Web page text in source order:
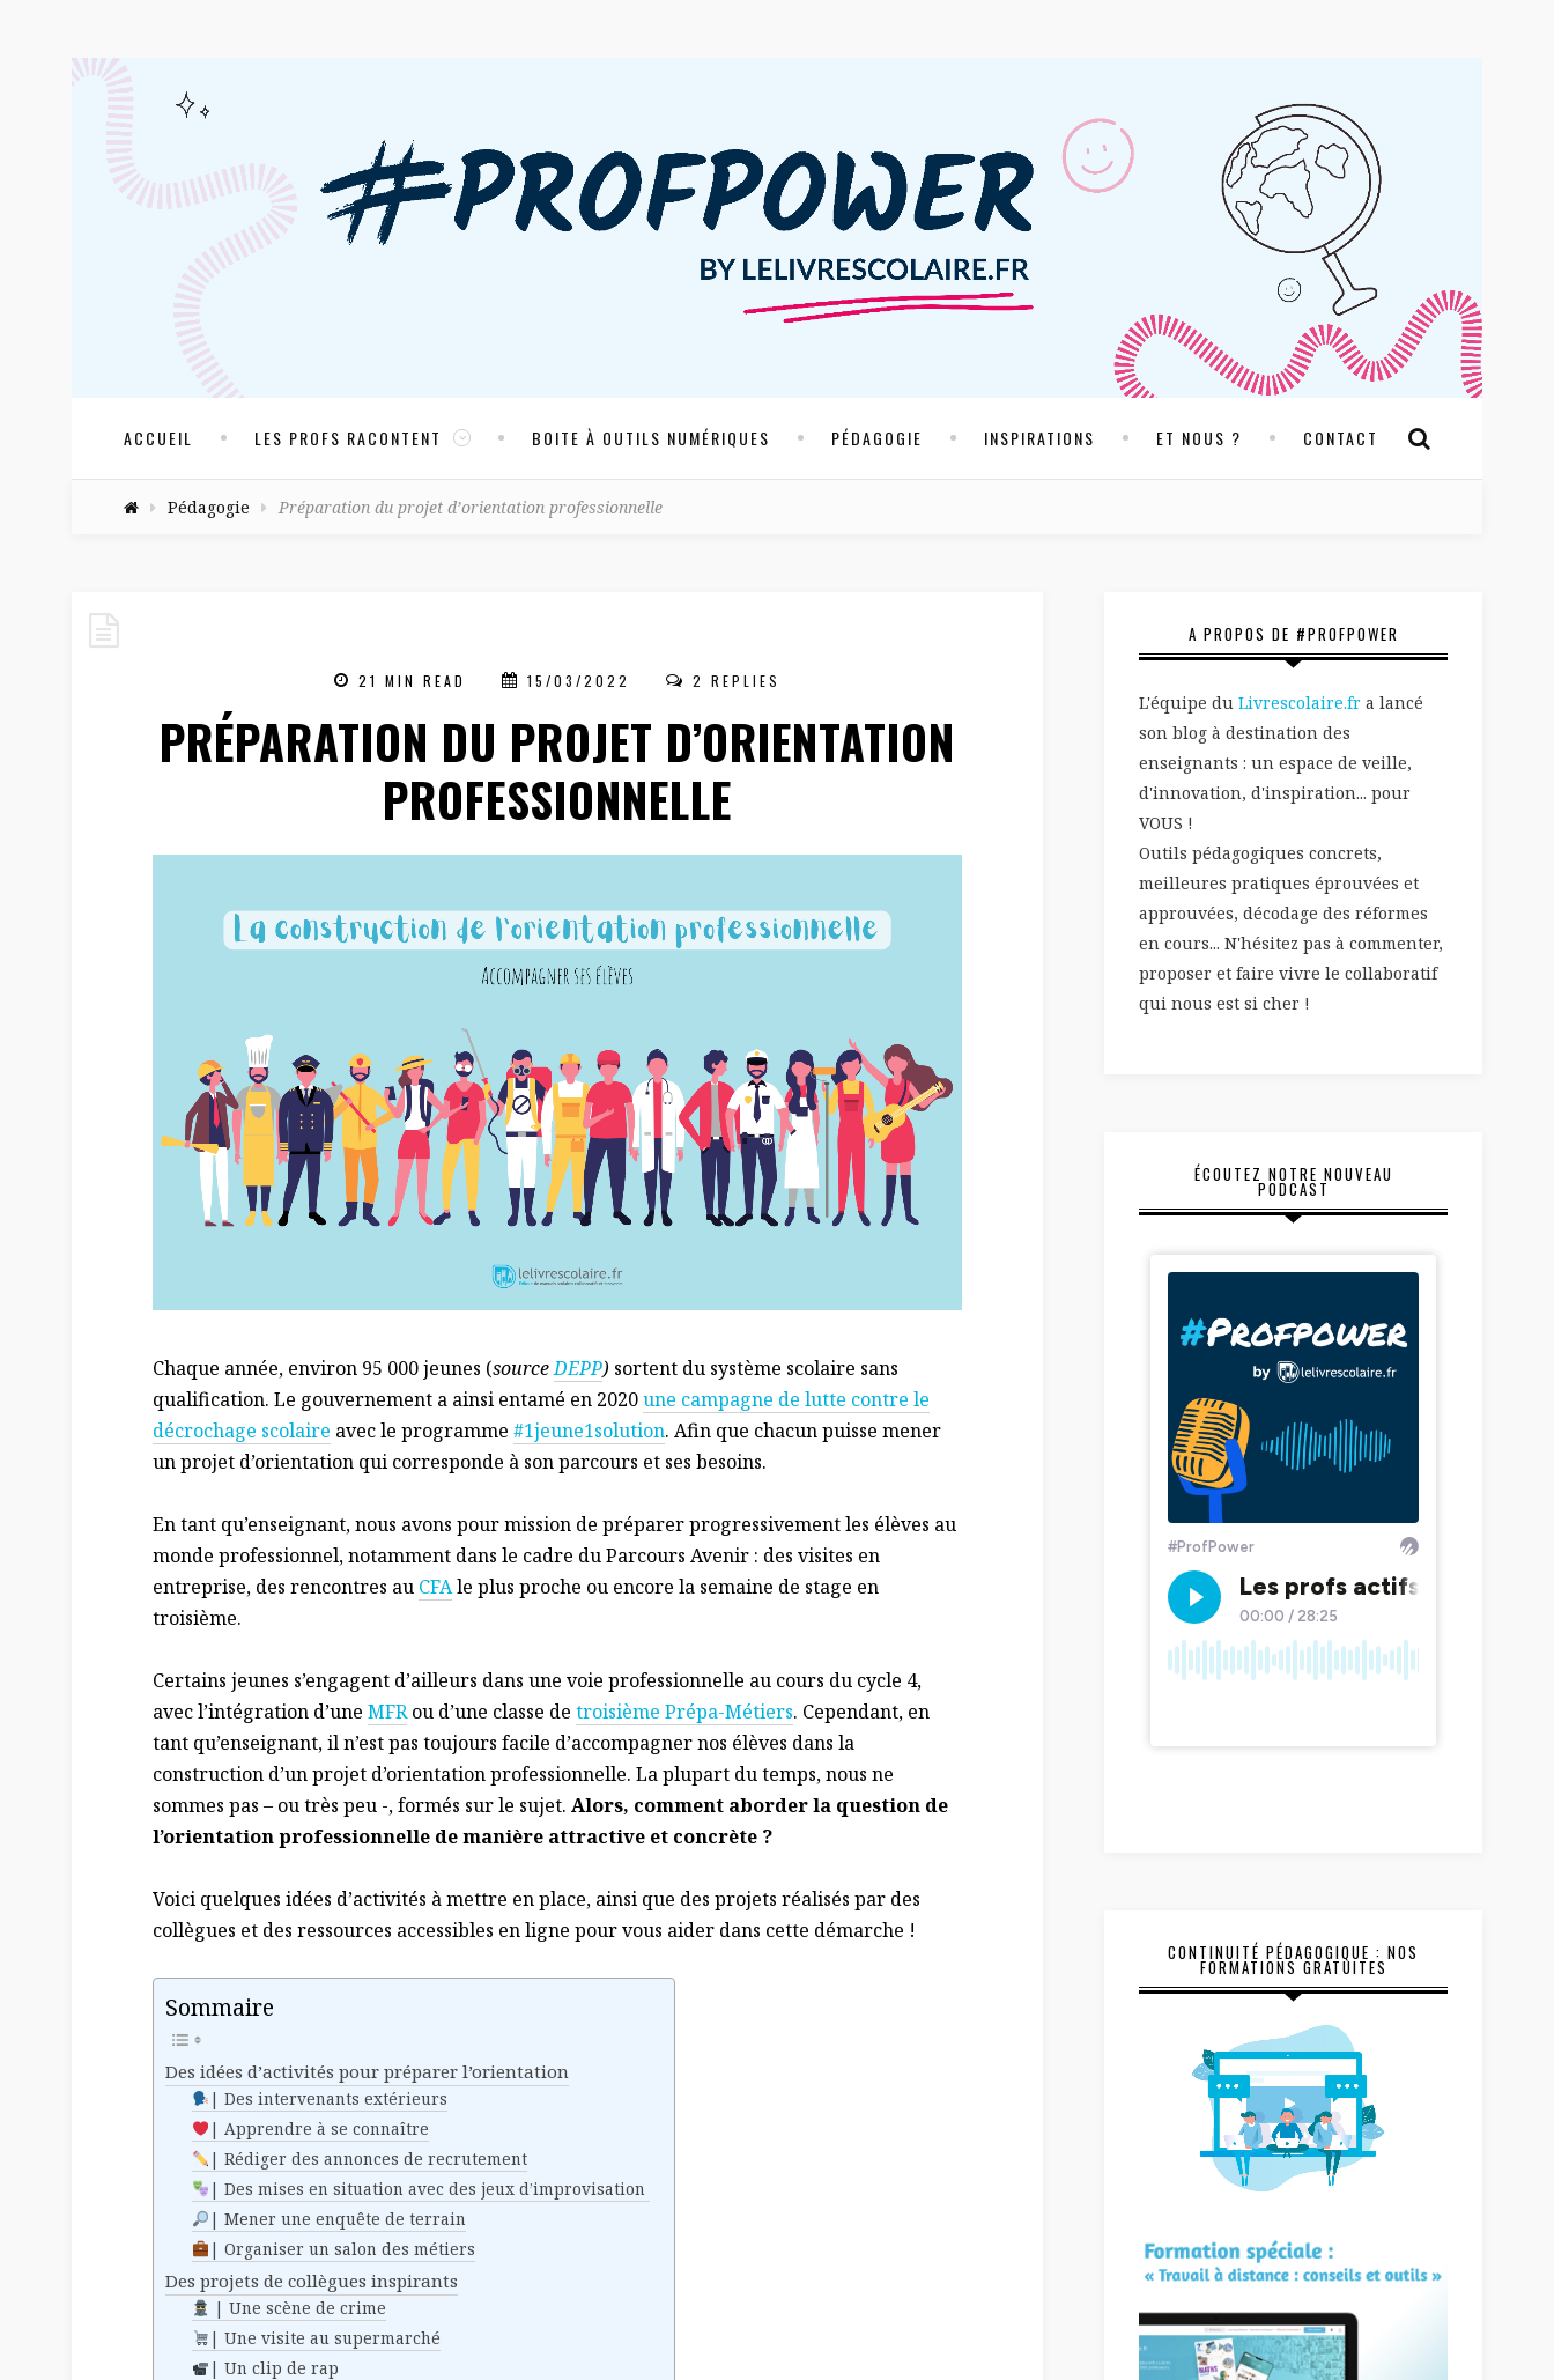
ACCUEIL LES PROFS RACONTENT BOITE À OUTILS NUMÉRIQUES PÉDAGOGIE INSPIRATIONS ET NOUS ? CONTACT
Pédagogie Préparation du projet d’orientation professionnelle
21 MIN READ 15/03/2022 2 REPLIES
PRÉPARATION DU PROJET D’ORIENTATION
PROFESSIONNELLE
Chaque année, environ 95 000 jeunes (sourceDEPP) sortent du système scolaire sans
qualification. Le gouvernement a ainsi entamé en 2020une campagne de lutte contre le
décrochage scolaire avec le programme #1jeune1solution. Afin que chacun puisse mener
un projet d’orientation qui corresponde à son parcours et ses besoins.
En tant qu’enseignant, nous avons pour mission de préparer progressivement les élèves au
monde professionnel, notamment dans le cadre du Parcours Avenir : des visites en
entreprise, des rencontres au CFAle plus proche ou encore la semaine de stage en
troisième.
Certains jeunes s’engagent d’ailleurs dans une voie professionnelle au cours du cycle 4,
avec l’intégration d’une MFRou d’une classe de troisième Prépa-Métiers. Cependant, en
tant qu’enseignant, il n’est pas toujours facile d’accompagner nos élèves dans la
construction d’un projet d’orientation professionnelle. La plupart du temps, nous ne
sommes pas – ou très peu -, formés sur le sujet. Alors, comment aborder la question de
l’orientation professionnelle de manière attractive et concrète ?
Voici quelques idées d’activités à mettre en place, ainsi que des projets réalisés par des
collègues et des ressources accessibles en ligne pour vous aider dans cette démarche !
Sommaire
Des idées d’activités pour préparer l’orientation
| Des intervenants extérieurs
| Apprendre à se connaître
| Rédiger des annonces de recrutement
| Des mises en situation avec des jeux d’improvisation
| Mener une enquête de terrain
| Organiser un salon des métiers
Des projets de collègues inspirants
| Une scène de crime
| Une visite au supermarché
| Un clip de rap
A PROPOS DE #PROFPOWER
L'équipe du Livrescolaire.fr a lancé
son blog à destination des
enseignants : un espace de veille,
d'innovation, d'inspiration... pour
VOUS !
Outils pédagogiques concrets,
meilleures pratiques éprouvées et
approuvées, décodage des réformes
en cours... N'hésitez pas à commenter,
proposer et faire vivre le collaboratif
qui nous est si cher !
ÉCOUTEZ NOTRE NOUVEAU
PODCAST
CONTINUITÉ PÉDAGOGIQUE : NOS
FORMATIONS GRATUITES